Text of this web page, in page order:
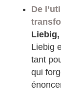
De
Liebig,
Liebig
tant
qui